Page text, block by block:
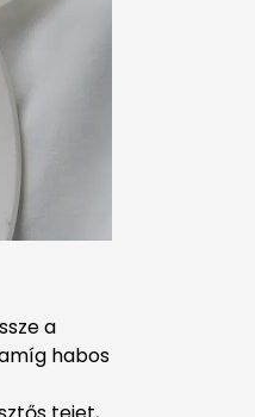
a
habos